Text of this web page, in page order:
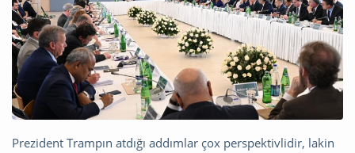
Prezident Trampın atdığı addımlar çox perspektivlidir, lakin